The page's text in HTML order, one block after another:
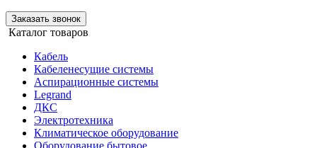
Заказать звонок
Каталог товаров
Кабель
Кабеленесущие системы
Аспирационные системы
Legrand
ДКС
Электротехника
Климатическое оборудование
Оборудование бытовое